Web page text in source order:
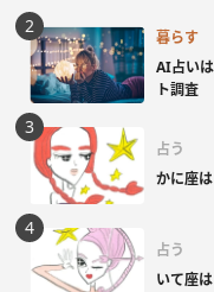
暮らす
AI占い
ト調査
占う
かに座
占う
いて座